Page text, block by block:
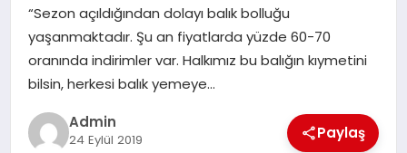
POLITIKA
YAŞAM
SPOR
“Sezon açıldığından dolayı balık bolluğu
yaşanmaktadır. Şu an fiyatlarda yüzde 60-70
oranında indirimler var. Halkımız bu balığın kıymetini
bilsin, herkesi balık yemeye…
Admin
24 Eylül 2019 Paylaş